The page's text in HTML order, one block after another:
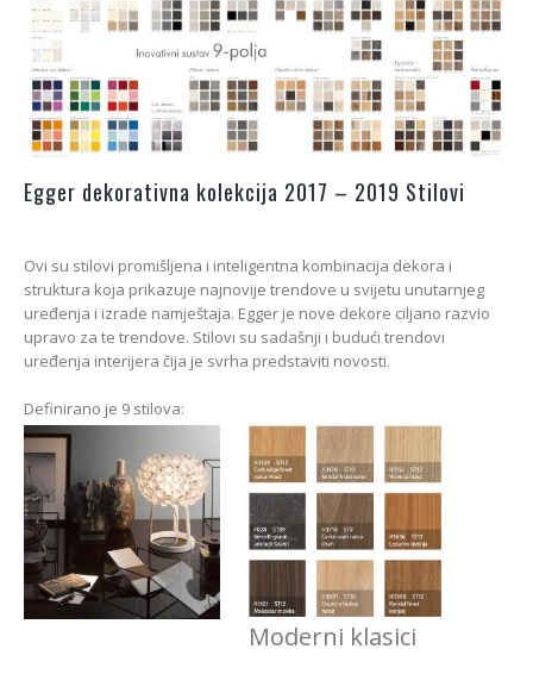
Egger dekorativna kolekcija 2017 – 2019 Stilovi
Ovi su stilovi promišljena i inteligentna kombinacija dekora i
struktura koja prikazuje najnovije trendove u svijetu unutarnjeg
uređenja i izrade namještaja. Egger je nove dekore ciljano razvio
upravo za te trendove. Stilovi su sadašnji i budući trendovi
uređenja interijera čija je svrha predstaviti novosti.
Definirano je 9 stilova:
Moderni klasici